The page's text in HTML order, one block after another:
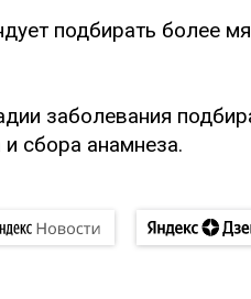
подбирать более
заболевания
сбора анамнеза.